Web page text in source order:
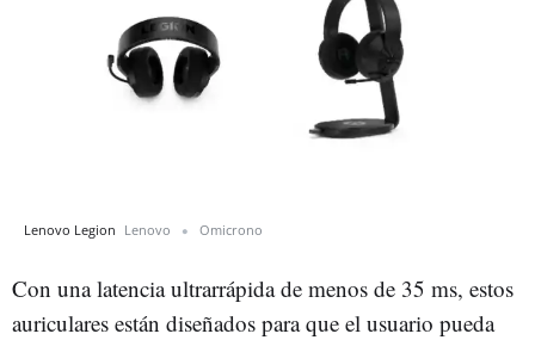
Lenovo Legion Lenovo Omicrono
Con una latencia ultrarrápida de menos de 35 ms, estos
auriculares están diseñados para que el usuario pueda